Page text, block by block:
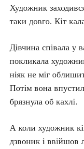
Художник
таки довго. Кіт
Дівчина співала у
покликала
ніяк не міг
Потім вона
брязнула об кахлі.
А коли художник
дзвоник і ввійшов